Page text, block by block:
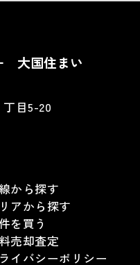
大国住まい
目5-20
から探す
アから探す
を買う
売却査定
イバシーポリシー